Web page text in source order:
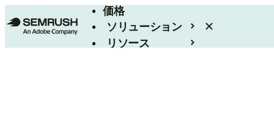
価格
ソリューション
リソース